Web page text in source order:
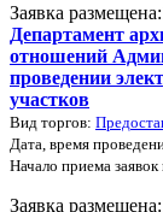
Заявка
Департамент
отношений
проведении
участков
Вид торгов:
Дата, время
Начало приема
Заявка